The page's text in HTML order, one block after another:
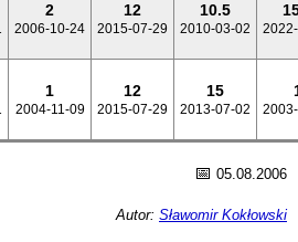
2
2006-10-24
12
2015-07-29
10.5
2010-03-02
1
2004-11-09
12
2015-07-29
15
2013-07-02
📅 05.08.2006
Autor: Sławomir Kokłowski